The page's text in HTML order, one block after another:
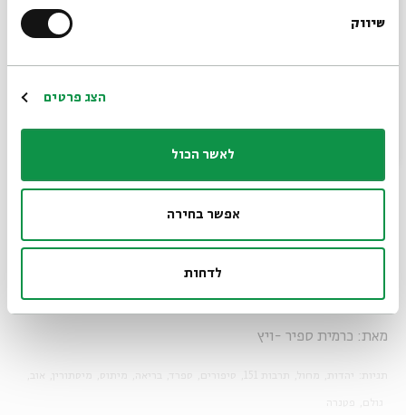
שיווק
הצג פרטים
לאשר הכול
אפשר בחירה
לדחות
להקביל אותם לחיים שלי. אני אדם אתאיסט. אמונה עבורי היא
בתהליך העבודה בסיפור של 'הגולם', התייחסנו לרלוונטיות של
הסיפור עכשיו: המכונה והשתלטותה על חיינו, כיצד אדם בונה
בחייו רעיונות שאינם תואמים את המציאות. אני מחפש את
בעבודה, משחק עם האסוסיאציות שהדבר הזה מביא ובונה סצנות
מסוימות".
מיתוס ומסתורין – מופע מחול .
באוגוסט, בשעה 21:00
מאת: כרמית ספיר -ויץ